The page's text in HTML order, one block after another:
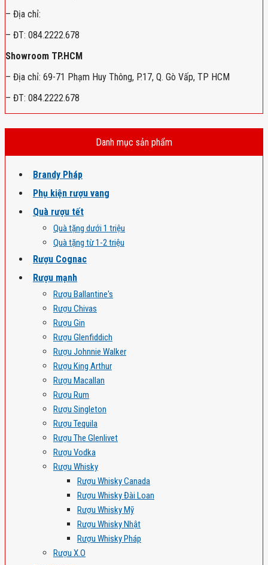
– Địa chỉ:
– ĐT: 084.2222.678
Showroom TP.HCM
– Địa chỉ: 69-71 Phạm Huy Thông, P.17, Q. Gò Vấp, TP HCM
– ĐT: 084.2222.678
Danh mục sản phẩm
Brandy Pháp
Phụ kiện rượu vang
Quà rượu tết
Quà tặng dưới 1 triệu
Quà tặng từ 1-2 triệu
Rượu Cognac
Rượu mạnh
Rượu Ballantine's
Rượu Chivas
Rượu Gin
Rượu Glenfiddich
Rượu Johnnie Walker
Rượu King Arthur
Rượu Macallan
Rượu Rum
Rượu Singleton
Rượu Tequila
Rượu The Glenlivet
Rượu Vodka
Rượu Whisky
Rượu Whisky Canada
Rượu Whisky Đài Loan
Rượu Whisky Mỹ
Rượu Whisky Nhật
Rượu Whisky Pháp
Rượu X.O